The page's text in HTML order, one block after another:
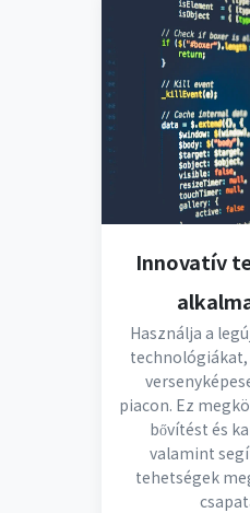
Innovatív
Használja a
piacon. Ez
bővítést és
valamint
tehetségek